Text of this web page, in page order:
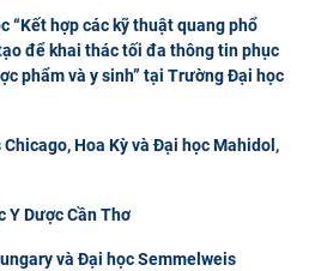
“Kết hợp các kỹ thuật quang phổ
để khai thác tối đa thông tin phục
phẩm và y sinh” tại Trường Đại học
Hoa Kỳ và Đại học Mahidol,
Dược Cần Thơ
và Đại học Semmelweis